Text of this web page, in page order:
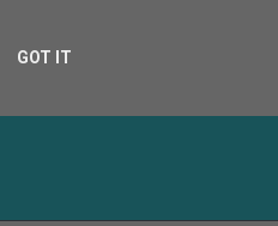
GOT IT